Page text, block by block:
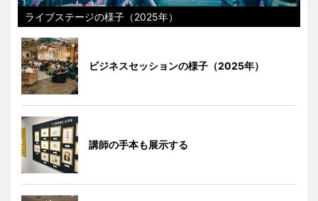
ライブステージの様子（2025年）
ビジネスセッションの様子（2025年）
講師の手本も展示する